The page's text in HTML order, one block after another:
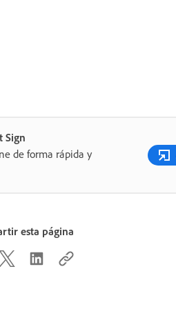
Sign
de forma rápida y
esta página